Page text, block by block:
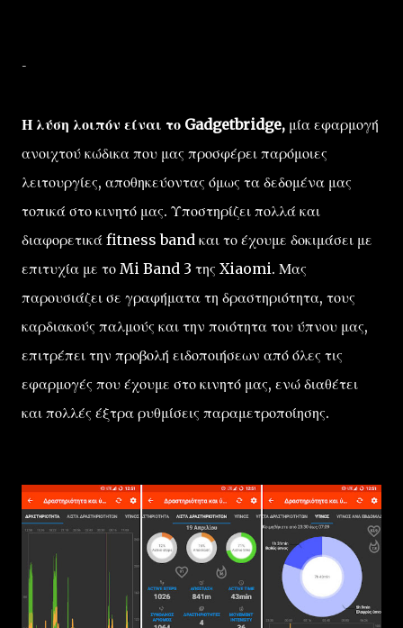
-
Η λύση λοιπόν είναι το Gadgetbridge, μία εφαρμογή
ανοιχτού κώδικα που μας προσφέρει παρόμοιες
λειτουργίες, αποθηκεύοντας όμως τα δεδομένα μας
τοπικά στο κινητό μας. Υποστηρίζει πολλά και
διαφορετικά fitness band και το έχουμε δοκιμάσει με
επιτυχία με το Mi Band 3 της Xiaomi. Μας
παρουσιάζει σε γραφήματα τη δραστηριότητα, τους
καρδιακούς παλμούς και την ποιότητα του ύπνου μας,
επιτρέπει την προβολή ειδοποιήσεων από όλες τις
εφαρμογές που έχουμε στο κινητό μας, ενώ διαθέτει
και πολλές έξτρα ρυθμίσεις παραμετροποίησης.